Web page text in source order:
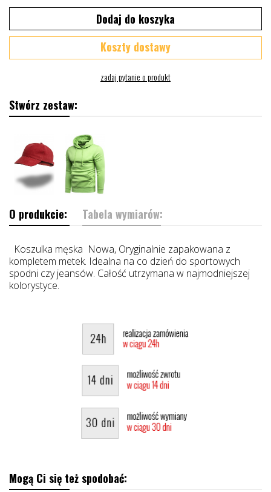
Dodaj do koszyka
Koszty dostawy
Stwórz zestaw:
O produkcie: Tabela wymiarów:
Koszulka męska Nowa, Oryginalnie zapakowana z
kompletem metek. Idealna na co dzień do sportowych
spodni czy jeansów. Całość utrzymana w najmodniejszej
kolorystyce.
Mogą Ci się też spodobać: